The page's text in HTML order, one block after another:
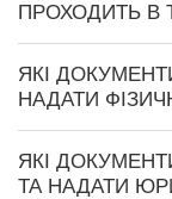
ПРОХОДИТЬ В
ЯКІ
НАДАТИ
ЯКІ
ТА НАДАТИ